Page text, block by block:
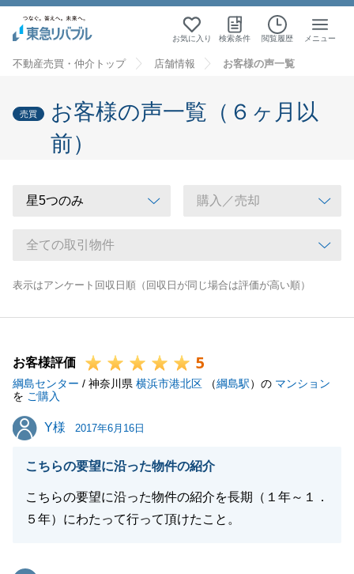
お気に入り 検索条件 閲覧履歴 メニュー
不動産売買・仲介トップ 店舗情報 お客様の声一覧
売買
お客様の声一覧（６ヶ月以
前）
表示はアンケート回収日順（回収日が同じ場合は評価が高い順）
お客様評価 5
綱島センター / 神奈川県 横浜市港北区 （綱島駅）の マンション
を ご購入
Y様
Y様 2017年6月16日
こちらの要望に沿った物件の紹介
こちらの要望に沿った物件の紹介を長期（１年～１．
５年）にわたって行って頂けたこと。